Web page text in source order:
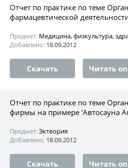
Отчет по практике по теме
фармацевтической
Предмет: Медицина, физкультура,
Добавлено: 18.09.2012
Скачать Читать
Отчет по практике по теме
фирмы на примере 'Автосауна
Предмет:Эктеория
Добавлено: 18.09.2012
Скачать Читать